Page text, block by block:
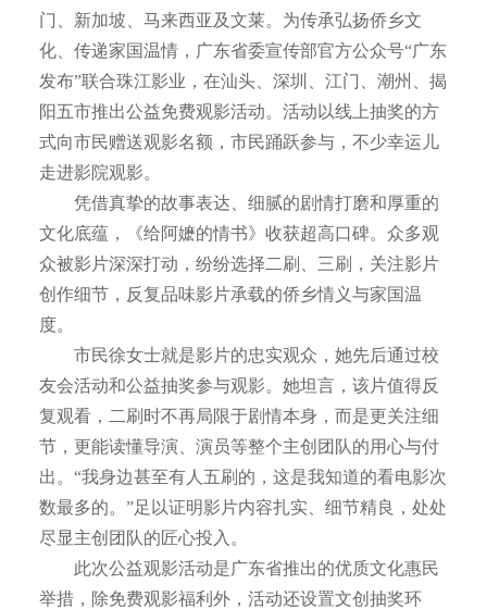
门、新加坡、马来西亚及文莱。为传承弘扬侨乡文
化、传递家国温情，广东省委宣传部官方公众号“广东
发布”联合珠江影业，在汕头、深圳、江门、潮州、揭
阳五市推出公益免费观影活动。活动以线上抽奖的方
式向市民赠送观影名额，市民踊跃参与，不少幸运儿
走进影院观影。
凭借真挚的故事表达、细腻的剧情打磨和厚重的
文化底蕴，《给阿嬷的情书》收获超高口碑。众多观
众被影片深深打动，纷纷选择二刷、三刷，关注影片
创作细节，反复品味影片承载的侨乡情义与家国温
度。
市民徐女士就是影片的忠实观众，她先后通过校
友会活动和公益抽奖参与观影。她坦言，该片值得反
复观看，二刷时不再局限于剧情本身，而是更关注细
节，更能读懂导演、演员等整个主创团队的用心与付
出。“我身边甚至有人五刷的，这是我知道的看电影次
数最多的。”足以证明影片内容扎实、细节精良，处处
尽显主创团队的匠心投入。
此次公益观影活动是广东省推出的优质文化惠民
举措，除免费观影福利外，活动还设置文创抽奖环